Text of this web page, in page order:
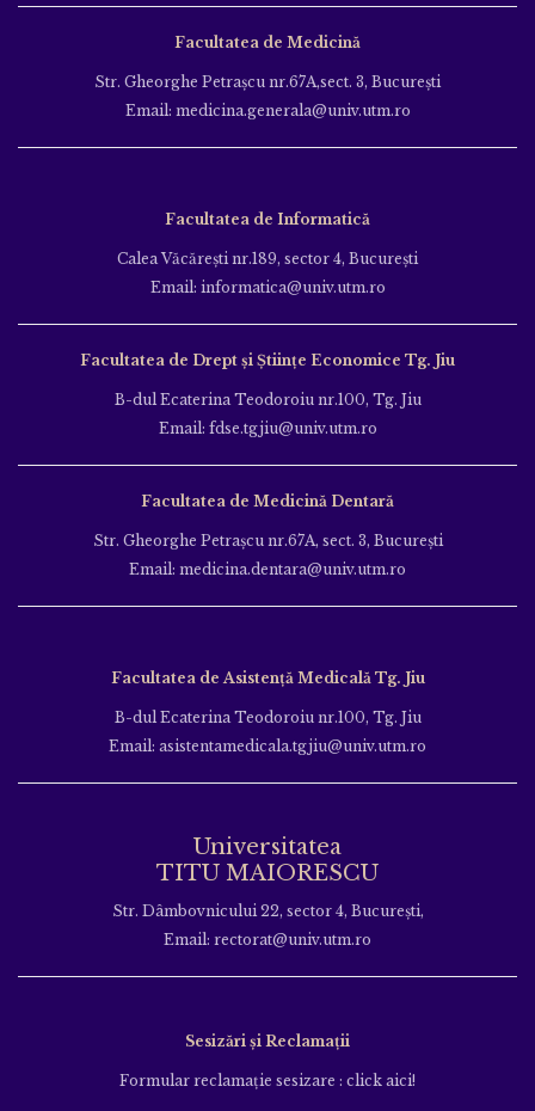
Facultatea de Medicină
Str. Gheorghe Petraşcu nr.67A,sect. 3, Bucureşti
Email: medicina.generala@univ.utm.ro
Facultatea de Informatică
Calea Văcăreşti nr.189, sector 4, Bucureşti
Email: informatica@univ.utm.ro
Facultatea de Drept și Științe Economice Tg. Jiu
B-dul Ecaterina Teodoroiu nr.100, Tg. Jiu
Email: fdse.tgjiu@univ.utm.ro
Facultatea de Medicină Dentară
Str. Gheorghe Petraşcu nr.67A, sect. 3, Bucureşti
Email: medicina.dentara@univ.utm.ro
Facultatea de Asistență Medicală Tg. Jiu
B-dul Ecaterina Teodoroiu nr.100, Tg. Jiu
Email: asistentamedicala.tgjiu@univ.utm.ro
Universitatea
TITU MAIORESCU
Str. Dâmbovnicului 22, sector 4, București,
Email: rectorat@univ.utm.ro
Sesizări și Reclamații
Formular reclamație sesizare : click aici!